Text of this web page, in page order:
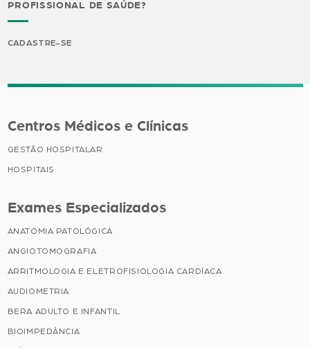
PROFISSIONAL DE SAÚDE?
CADASTRE-SE
Centros Médicos e Clínicas
GESTÃO HOSPITALAR
HOSPITAIS
Exames Especializados
ANATOMIA PATOLÓGICA
ANGIOTOMOGRAFIA
ARRITMOLOGIA E ELETROFISIOLOGIA CARDÍACA
AUDIOMETRIA
BERA ADULTO E INFANTIL
BIOIMPEDÂNCIA